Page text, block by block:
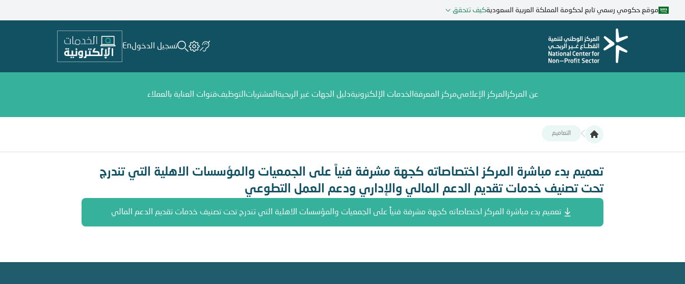
موقع حكومي رسمي تابع لحكومة المملكة العربية السعوديةكيف تتحقق
تسجيل الدخولEn
عن المركز المركز الإعلاميمركز المعرفة الخدمات الإلكترونيةدليل الجهات غير الربحية المشتريات التوظيفقنوات العناية بالعملاء
التعاميم
تعميم بدء مباشرة المركز اختصاصاته كجهة مشرفة فنياً على الجمعيات والمؤسسات الاهلية التي تندرج تحت تصنيف خدمات تقديم الدعم المالي والإداري ودعم العمل التطوعي
تعميم بدء مباشرة المركز اختصاصاته كجهة مشرفة فنياً على الجمعيات والمؤسسات الاهلية التي تندرج
تحت تصنيف خدمات تقديم الدعم المالي والإداري ودعم العمل التطوعي
تعميم بدء مباشرة المركز اختصاصاته كجهة مشرفة فنياً على الجمعيات والمؤسسات الاهلية التي تندرج تحت تصنيف خدمات تقديم الدعم المالي